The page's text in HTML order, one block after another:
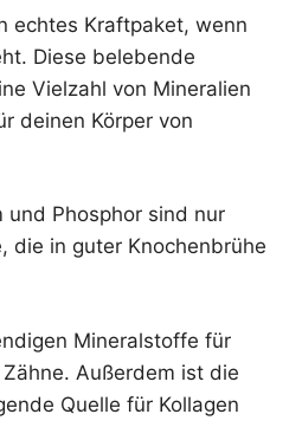
echtes Kraftpaket, wenn
Diese belebende
Vielzahl von Mineralien
deinen Körper von
und Phosphor sind nur
die in guter Knochenbrühe
Mineralstoffe für
Außerdem ist die
Quelle für Kollagen